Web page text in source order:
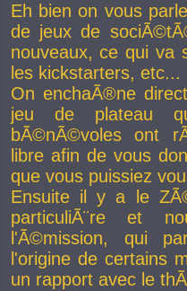
Eh bien on vous
de jeux de
nouveaux, ce qui va
les kickstarters, etc...
On enchaÃ®ne
jeu de plateau
bÃ©nÃ©voles ont
libre afin de vous
que vous puissiez
Ensuite il y a le
particuliÃ¨re et
l'Ã©mission, qui
l'origine de certains
un rapport avec le